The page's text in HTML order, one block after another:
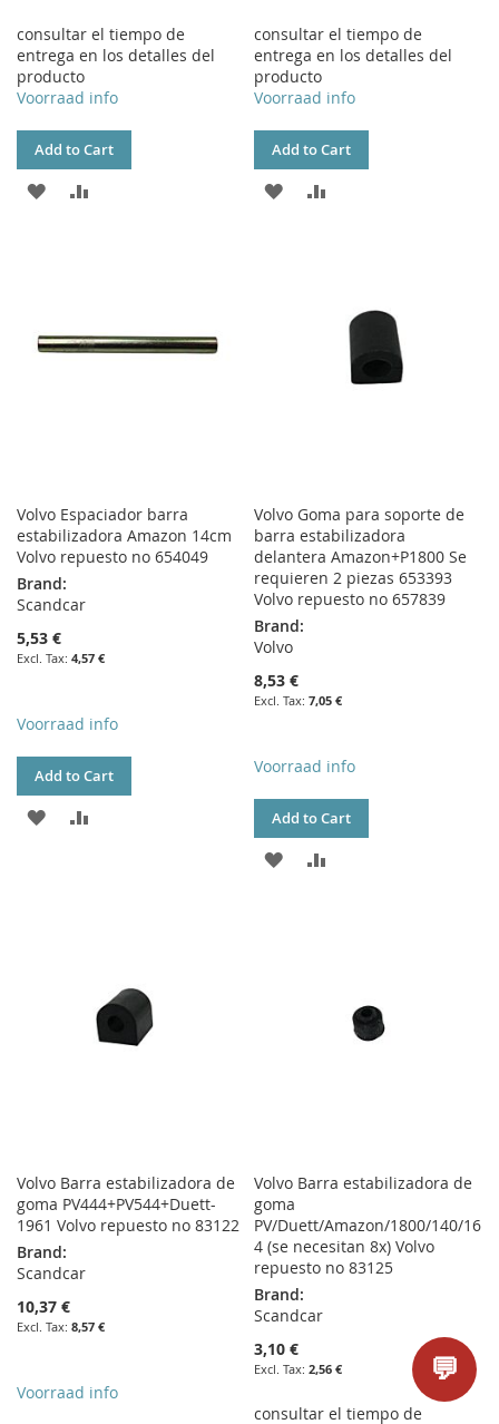
consultar el tiempo de
entrega en los detalles del
producto
Voorraad info
Add to Cart
ADD
consultar el tiempo de
entrega en los detalles del
producto
Voorraad info
Add to Cart
ADD
Volvo Espaciador barra
estabilizadora Amazon 14cm
Volvo repuesto no 654049
Brand:
Scandcar
5,53 €
4,57 €
Voorraad info
Add to Cart
ADD
Volvo Goma para soporte de
barra estabilizadora
delantera Amazon+P1800 Se
requieren 2 piezas 653393
Volvo repuesto no 657839
Brand:
Volvo
8,53 €
7,05 €
Voorraad info
Add to Cart
ADD
Volvo Barra estabilizadora de
goma PV444+PV544+Duett-
1961 Volvo repuesto no 83122
Brand:
Scandcar
10,37 €
8,57 €
Voorraad info
Volvo Barra estabilizadora de
goma
PV/Duett/Amazon/1800/140/16
4 (se necesitan 8x) Volvo
repuesto no 83125
Brand:
Scandcar
3,10 €
2,56 €
consultar el tiempo de
💬